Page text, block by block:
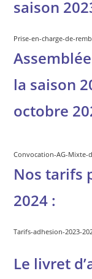
saison
Prise-en-charge-de-
la saison
octobre
Convocation-AG-Mixte-
Nos tarifs
2024 :
Tarifs-adhesion-2023-
Le livret